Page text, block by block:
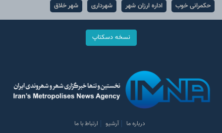
حکمرانی خوب
اداره ارزان شهر شهرداری شهر خلاق
نسخه دسکتاپ
درباره ما آرشیو ارتباط با ما